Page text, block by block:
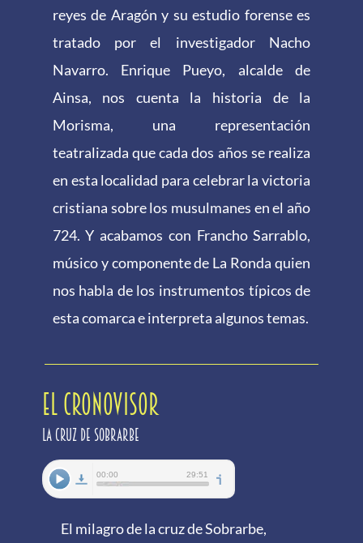
reyes de Aragón y su estudio forense es
tratado por el investigador Nacho
Navarro. Enrique Pueyo, alcalde de
Ainsa, nos cuenta la historia de la
Morisma, una representación
teatralizada que cada dos años se realiza
en esta localidad para celebrar la victoria
cristiana sobre los musulmanes en el año
724. Y acabamos con Francho Sarrablo,
músico y componente de La Ronda quien
nos habla de los instrumentos típicos de
esta comarca e interpreta algunos temas.
EL CRONOVISOR
La cruz de Sobrarbe
El milagro de la cruz de Sobrarbe,